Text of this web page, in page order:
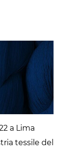
a Lima
tessile del